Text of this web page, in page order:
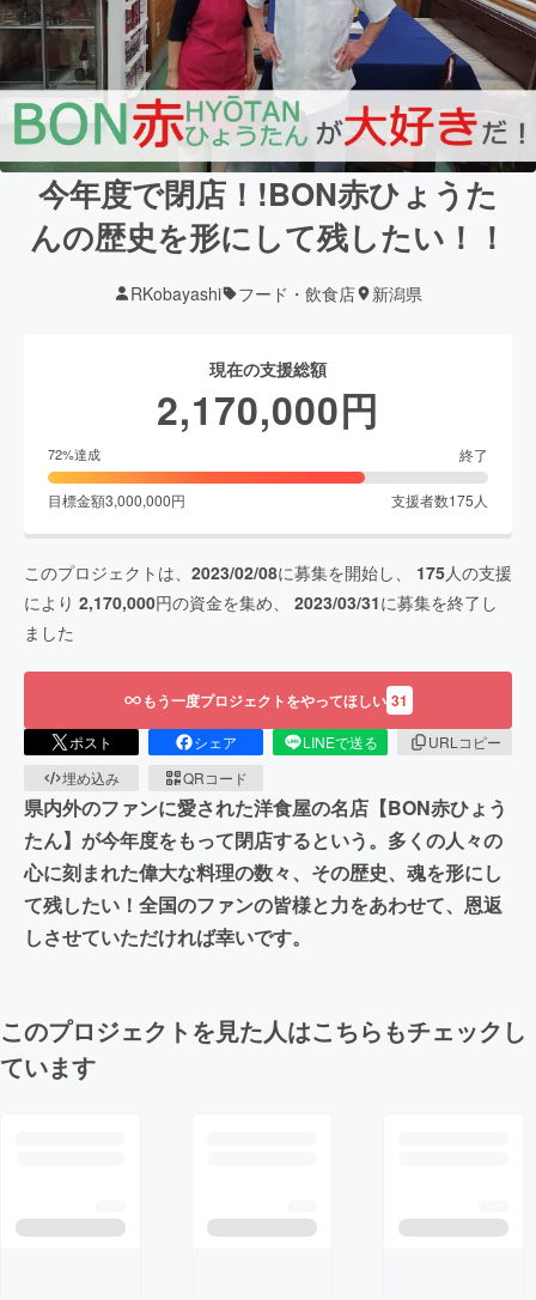
今年度で閉店！!BON赤ひょうた
んの歴史を形にして残したい！！
RKobayashi フード・飲食店 新潟県
現在の支援総額
2,170,000円
72%達成 終了
目標金額3,000,000円 支援者数175 人
このプロジェクトは、 2023/02/08に募集を開始し、 175人の支援
により 2,170,000円の資金を集め、 2023/03/31に募集を終了し
ました
もう一度プロジェクトをやってほしい 31
ポスト シェア LINEで送る
URLコピー
埋め込み
QRコード
県内外のファンに愛された洋食屋の名店【BON赤ひょう
たん】が今年度をもって閉店するという。多くの人々の
心に刻まれた偉大な料理の数々、その歴史、魂を形にし
て残したい！全国のファンの皆様と力をあわせて、恩返
しさせていただければ幸いです。
このプロジェクトを見た人はこちらもチェックし
ています